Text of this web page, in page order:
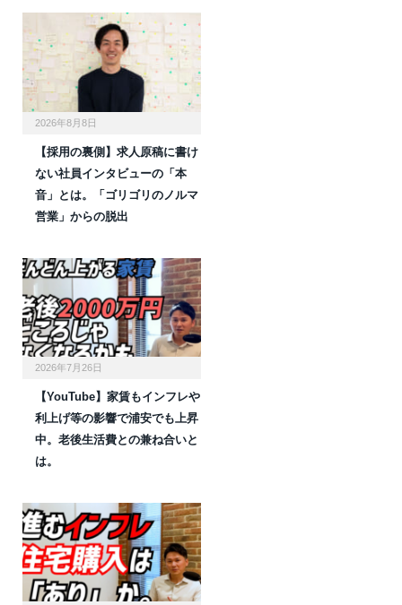
2026年8月8日
【採用の裏側】求人原稿に書け
ない社員インタビューの「本
音」とは。「ゴリゴリのノルマ
営業」からの脱出
2026年7月26日
【YouTube】家賃もインフレや
利上げ等の影響で浦安でも上昇
中。老後生活費との兼ね合いと
は。